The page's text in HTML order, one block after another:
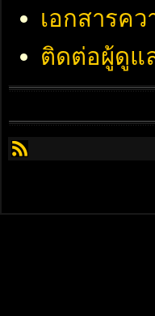
เอกสารค
ติดต่อผู้ดูแ